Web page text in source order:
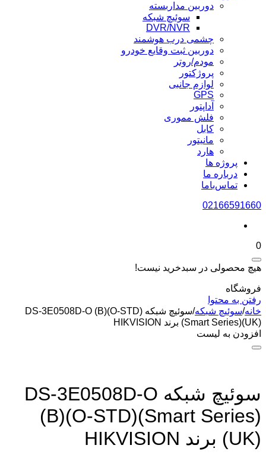
دوربین مداربسته
سوئیچ شبکه
DVR/NVR
چشمی درب هوشمند
دوربین ثبت وقایع خودرو
مودم/روتر
پروژکتور
لوازم جانبی
GPS
آداپتور
فلش مموری
کابل
مانیتور
هارد
پروژه ها
درباره ما
تماس‌باما
02166591660
0
هیچ محصولی در سبدخرید نیست!
فروشگاه
رفتن به محتوا
خانه/سوئیچ شبکه/
سوئیچ شبکه DS-3E0508D-O (B)(O-STD)
(Smart Series)(UK) برند HIKVISION
افزودن به لیست
سوئیچ شبکه DS-3E0508D-O
(B)(O-STD)(Smart Series)
(UK) برند HIKVISION